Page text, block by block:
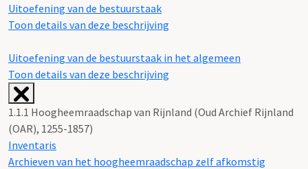
Uitoefening van de bestuurstaak
Toon details van deze beschrijving
Uitoefening van de bestuurstaak in het algemeen
Toon details van deze beschrijving
1.1.1 Hoogheemraadschap van Rijnland (Oud Archief Rijnland
(OAR), 1255-1857)
Inventaris
Archieven van het hoogheemraadschap zelf afkomstig